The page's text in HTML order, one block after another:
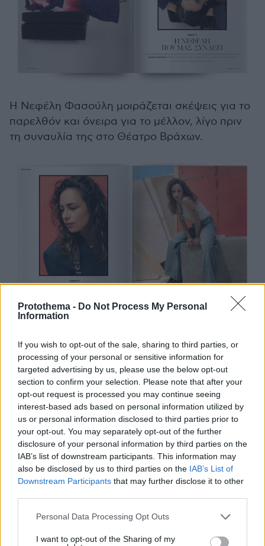
Protothema - Do Not Process My Personal
Information
If you wish to opt-out of the sale, sharing to third parties, or
processing of your personal or sensitive information for
targeted advertising by us, please use the below opt-out
section to confirm your selection. Please note that after your
opt-out request is processed you may continue seeing
interest-based ads based on personal information utilized by
us or personal information disclosed to third parties prior to
your opt-out. You may separately opt-out of the further
disclosure of your personal information by third parties on the
IAB’s list of downstream participants. This information may
also be disclosed by us to third parties on the IAB’s List of
Downstream Participants that may further disclose it to other
Please note that this website/app uses one or more Google
not limited to your visit or usage behaviour. You may click to
Personal Data Processing Opt Outs
I want to opt-out of the Sharing of my
Η Νεφέλη Φασούλη μοιράζεται σκέψεις για το
παρελθόν και όνειρα για το μέλλον, λίγο πριν
τη συναυλία της στο Θέατρο Βράχων.
Η Billie Kark, με αφορμή τη νέα της κυκλοφορία
και το ζωογόνο Έρεβος, μιλά για τη γυναικεία
δημιουργία και τη μουσική ως ανάγκη.